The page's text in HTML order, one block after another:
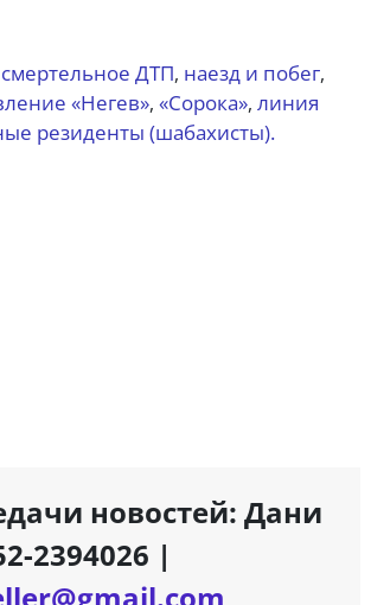
смертельное ДТП, наезд и побег,
«Негев», «Сорока», линия
резиденты (шабахисты).
новостей: Дани
2394026 |